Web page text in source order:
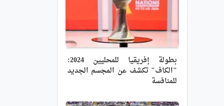
بطولة إفريقيا للمحليين 2024:
"الكاف" تكشف عن المجسم الجديد
للمنافسة